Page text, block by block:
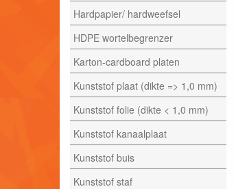
Hardpapier/ hardweefsel
HDPE wortelbegrenzer
Karton-cardboard platen
Kunststof plaat (dikte => 1,0 mm)
Kunststof folie (dikte < 1,0 mm)
Kunststof kanaalplaat
Kunststof buis
Kunststof staf